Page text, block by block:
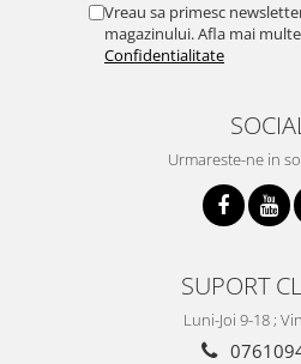
Trompete de buzunar
Vreau sa primesc
magazinului. Afla mai
Confidentialitate
Urmareste-ne in
SUPORT
Luni-Joi 9-18 ;